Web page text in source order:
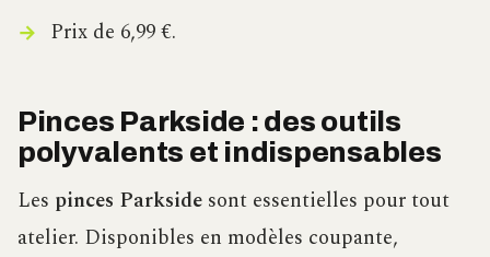
Prix de 6,99 €.
Pinces Parkside : des outils
polyvalents et indispensables
Les pinces Parkside sont essentielles pour tout
atelier. Disponibles en modèles coupante,